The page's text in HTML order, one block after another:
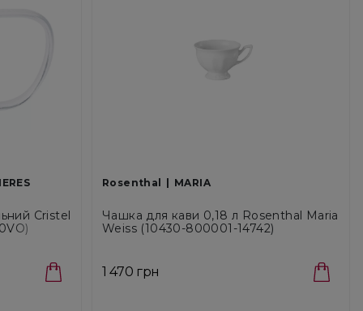
Cristel
Rosenthal MARIA
Чашка для кави 0,18 л Rosenthal Maria
Weiss (10430-800001-14742)
1 470 грн